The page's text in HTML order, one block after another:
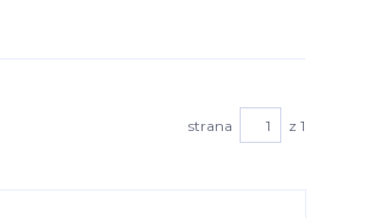
strana z 1